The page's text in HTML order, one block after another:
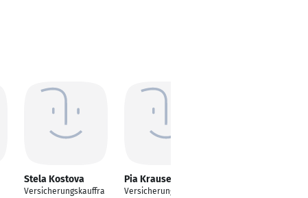
Stela Kostova
Versicherungskauffra
Pia Krause
Versicherungskaufma